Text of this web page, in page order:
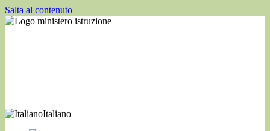
Salta al contenuto
Italiano